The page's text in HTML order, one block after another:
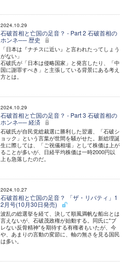
2024.10.29
石破首相と亡国の足音？ - Part 2 石破首相の
ホンネ── 歴史
「日本は『ナチスに近い』と言われたってしょう
がない」
石破氏が「日本は侵略国家」と発言したり、「中
国に謝罪すべき」と主張している背景にある考え
方とは。
2024.10.29
石破首相と亡国の足音？ - Part 3 石破首相の
ホンネ── 経済
石破氏が自民党総裁選に勝利した翌週、「石破シ
ョック」という言葉が世間を騒がせた。新総理誕
生に際しては、「ご祝儀相場」として株価は上が
ることが多いが、日経平均株価は一時2000円以
上も急落したのだ。
2024.10.27
石破首相と亡国の足音？ 「ザ・リバティ」1
2月号(10月30日発売)
波乱の総選挙を経て、決して順風満帆な船出とは
言えないが、石破茂政権が始動する。同氏に"ブ
レない反骨精神"を期待する有権者もいたが、今
や、あまりの言動の変節に、軸の無さを見る国民
は多い。